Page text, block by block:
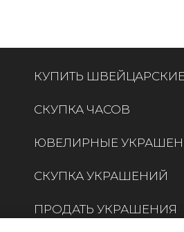
КУПИТЬ
СКУПКА ЧАСОВ
ЮВЕЛИРНЫЕ
СКУПКА УКРАШЕНИЙ
ПРОДАТЬ УКРАШЕНИЯ